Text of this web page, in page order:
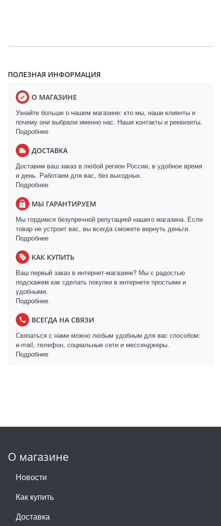
ПОЛЕЗНАЯ ИНФОРМАЦИЯ
О МАГАЗИНЕ
Узнайте больше о нашем магазине: кто мы, наши клиенты и
почему они выбрали именно нас. Наши контакты и реквизиты.
Подробнее
ДОСТАВКА
Доставим ваш заказ в любой регион России, в удобное время
и день. Работаем для вас, без выходных.
Подробнее
МЫ ГАРАНТИРУЕМ
Мы гордимся безупречной репутацией нашего магазина. Если
товар не устроит вас, вы всегда сможете вернуть деньги.
Подробнее
КАК КУПИТЬ
Ваш первый заказ в интернет-магазине? Мы с радостью
подскажем как сделать покупки в интернете простыми и
удобными.
Подробнее
ВСЕГДА НА СВЯЗИ
Связаться с нами можно любым удобным для вас способом:
e-mail, телефон, социальные сети и мессенджеры.
Подробнее
О магазине
Новости
Как купить
Доставка